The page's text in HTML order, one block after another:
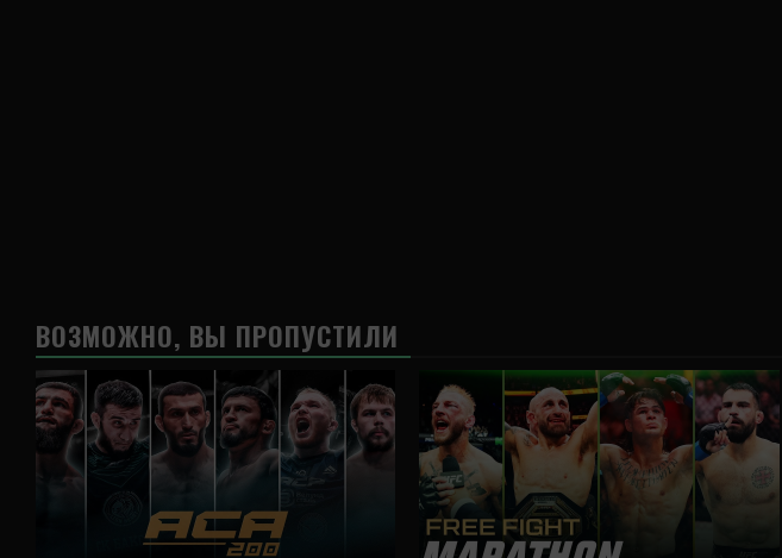
ВОЗМОЖНО, ВЫ ПРОПУСТИЛИ